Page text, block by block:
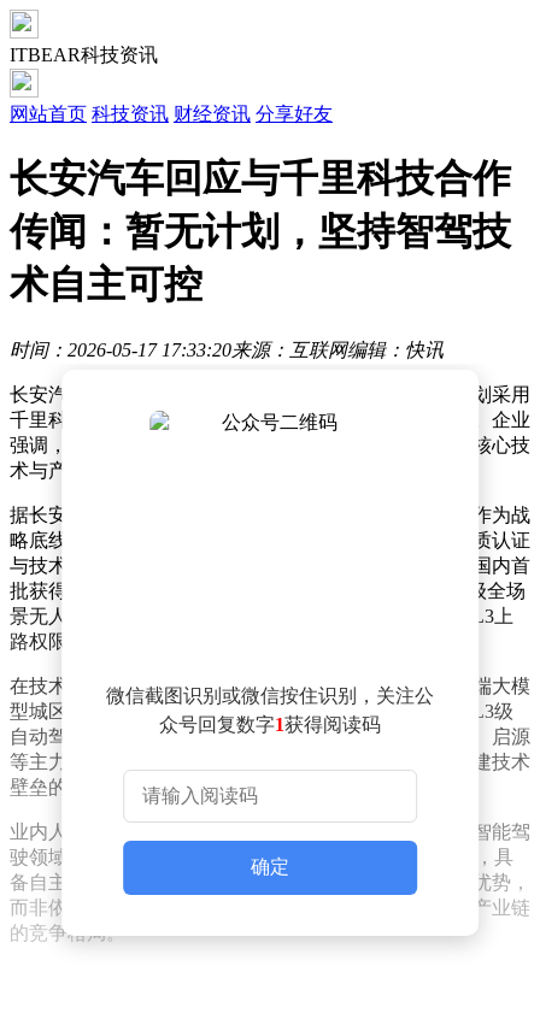
ITBEAR科技资讯
网站首页 科技资讯 财经资讯 分享好友
长安汽车回应与千里科技合作
传闻：暂无计划，坚持智驾技
术自主可控
时间：2026-05-17 17:33:20来源：互联网编辑：快讯
长安汽车近日针对市场传言作出回应，明确表示暂无计划采用
千里科技的智能辅助驾驶方案，亦无相关投资入股安排。企业
强调，自主研发的天枢智能系统已进入成果转化阶段，核心技
术与产品路线不会因外部合作发生调整。
据长安汽车透露，公司始终将智能驾驶技术的自主可控作为战
略底线，目前已组建超过5000人的专业研发团队，在资质认证
与技术落地领域保持行业领先。2025年12月，长安成为国内首
批获得L3级自动驾驶正式号牌的车企；今年3月，其L4级全场
景无人驾驶测试牌照的获批，更使其成为少数同时具备L3上
路权限与L4测试资质的制造商。
在技术落地规划方面，长安汽车宣布将于今年实现端到端大模
型城区领航功能的量产应用。根据时间表，到2027年，L3级
自动驾驶技术将完成规模化部署，并逐步搭载于阿维塔、启源
等主力车型。这一系列布局彰显了企业通过全栈自研构建技术
壁垒的决心。
业内人士分析，长安汽车的明确表态反映了头部车企在智能驾
驶领域的技术自信。随着L3级自动驾驶进入商业化前夜，具
备自主开发能力的企业更倾向于通过垂直整合巩固竞争优势，
而非依赖外部供应商方案。这一趋势或将重塑智能驾驶产业链
的竞争格局。
微信截图识别或微信按住识别，关注公
众号回复数字1获得阅读码
确定